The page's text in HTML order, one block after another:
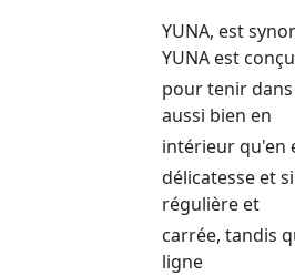
YUNA, est
YUNA est
pour tenir
aussi bien en
intérieur qu'en
délicatesse et
régulière et
carrée, tandis
ligne